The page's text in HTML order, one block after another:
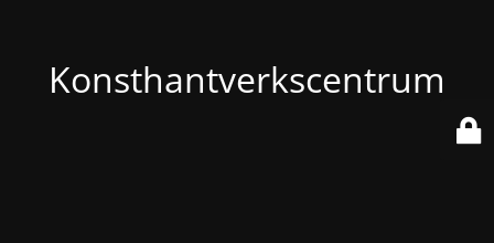
Konsthantverkscentrum